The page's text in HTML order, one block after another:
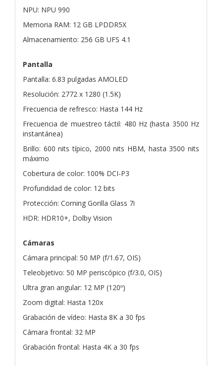
NPU: NPU 990
Memoria RAM: 12 GB LPDDR5X
Almacenamiento: 256 GB UFS 4.1
Pantalla
Pantalla: 6.83 pulgadas AMOLED
Resolución: 2772 x 1280 (1.5K)
Frecuencia de refresco: Hasta 144 Hz
Frecuencia de muestreo táctil: 480 Hz (hasta 3500 Hz
instantánea)
Brillo: 600 nits típico, 2000 nits HBM, hasta 3500 nits
máximo
Cobertura de color: 100% DCI-P3
Profundidad de color: 12 bits
Protección: Corning Gorilla Glass 7i
HDR: HDR10+, Dolby Vision
Cámaras
Cámara principal: 50 MP (f/1.67, OIS)
Teleobjetivo: 50 MP periscópico (f/3.0, OIS)
Ultra gran angular: 12 MP (120º)
Zoom digital: Hasta 120x
Grabación de vídeo: Hasta 8K a 30 fps
Cámara frontal: 32 MP
Grabación frontal: Hasta 4K a 30 fps